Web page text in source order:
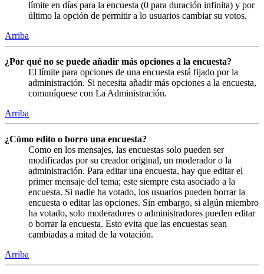
límite en días para la encuesta (0 para duración infinita) y por
último la opción de permitir a lo usuarios cambiar su votos.
Arriba
¿Por qué no se puede añadir más opciones a la encuesta?
El límite para opciones de una encuesta está fijado por la
administración. Si necesita añadir más opciones a la encuesta,
comuníquese con La Administración.
Arriba
¿Cómo edito o borro una encuesta?
Como en los mensajes, las encuestas solo pueden ser
modificadas por su creador original, un moderador o la
administración. Para editar una encuesta, hay que editar el
primer mensaje del tema; este siempre esta asociado a la
encuesta. Si nadie ha votado, los usuarios pueden borrar la
encuesta o editar las opciones. Sin embargo, si algún miembro
ha votado, solo moderadores o administradores pueden editar
o borrar la encuesta. Esto evita que las encuestas sean
cambiadas a mitad de la votación.
Arriba